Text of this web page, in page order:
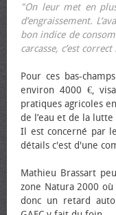
"On leur met en
d’engraissement.
bon indice de
carcasse, c’est correct
Pour ces bas-
environ 4000 €,
pratiques agricoles
de l’eau et de la lutte
Il est concerné par
détails c'est d'une
Mathieu Brassart
zone Natura 2000
donc un retard